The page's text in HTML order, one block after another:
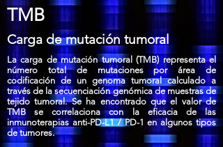
TMB
Carga de mutación tumoral
La carga de mutación tumoral (TMB) representa el
número total de mutaciones por área de
codificación de un genoma tumoral calculado a
través de la secuenciación genómica de muestras de
tejido tumoral. Se ha encontrado que el valor de
TMB se correlaciona con la eficacia de las
inmunoterapias anti-PD-L1 / PD-1 en algunos tipos
de tumores.